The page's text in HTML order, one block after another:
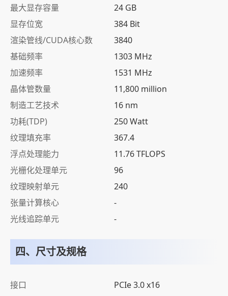
最大显存容量
24 GB
显存位宽
384 Bit
渲染管线/CUDA核心数
3840
基础频率
1303 MHz
加速频率
1531 MHz
晶体管数量
11,800 million
制造工艺技术
16 nm
功耗(TDP)
250 Watt
纹理填充率
367.4
浮点处理能力
11.76 TFLOPS
光栅化处理单元
96
纹理映射单元
240
张量计算核心
-
光线追踪单元
-
四、尺寸及规格
接口
PCIe 3.0 x16